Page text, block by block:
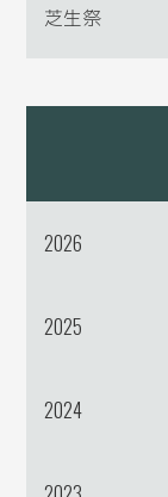
芝生祭
2026
2025
2024